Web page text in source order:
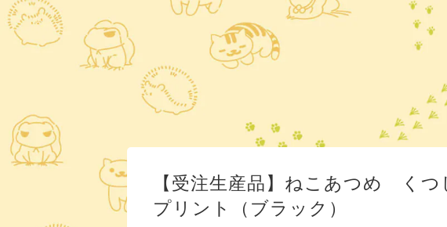
【受注生産品】ねこあつめ く
プリント（ブラック）